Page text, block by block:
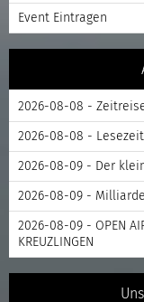
Event Eintragen
2026-08-08 -
2026-08-08 -
2026-08-09 - Der
2026-08-09 -
2026-08-09 - OPEN AIR
KREUZLINGEN